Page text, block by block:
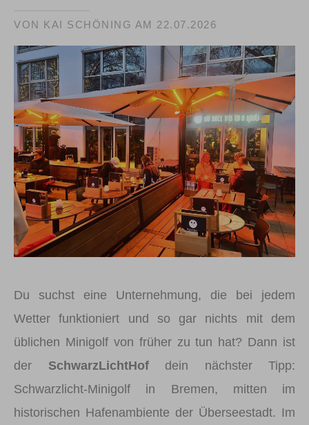
VON KAI SCHÖNING AM 22.07.2026
Du suchst eine Unternehmung, die bei jedem
Wetter funktioniert und so gar nichts mit dem
üblichen Minigolf von früher zu tun hat? Dann ist
der SchwarzLichtHofdein nächster Tipp:
Schwarzlicht-Minigolf in Bremen, mitten im
historischen Hafenambiente der Überseestadt. Im